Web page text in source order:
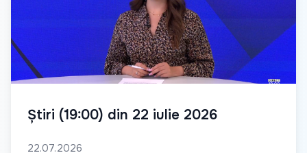
Știri (19:00) din 22 iulie 2026
22.07.2026